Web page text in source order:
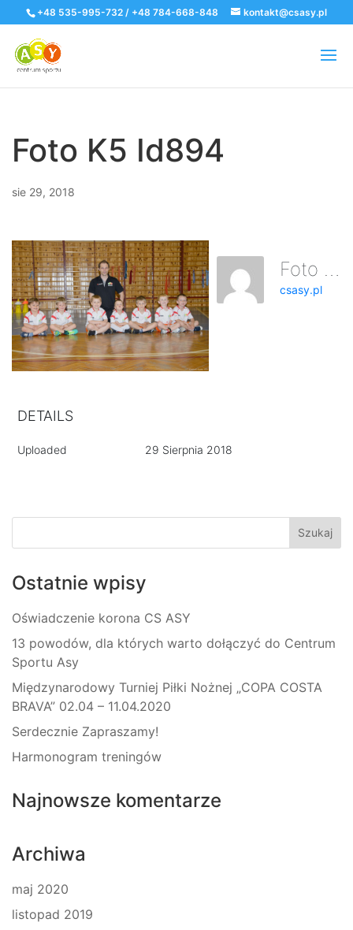
+48 535-995-732 / +48 784-668-848 kontakt@csasy.pl
Foto K5 Id894
sie 29, 2018
Foto K5 Id894
csasy.pl
DETAILS
Uploaded 29 Sierpnia 2018
Ostatnie wpisy
Oświadczenie korona CS ASY
13 powodów, dla których warto dołączyć do Centrum
Sportu Asy
Międzynarodowy Turniej Piłki Nożnej „COPA COSTA
BRAVA” 02.04 – 11.04.2020
Serdecznie Zapraszamy!
Harmonogram treningów
Najnowsze komentarze
Archiwa
maj 2020
listopad 2019